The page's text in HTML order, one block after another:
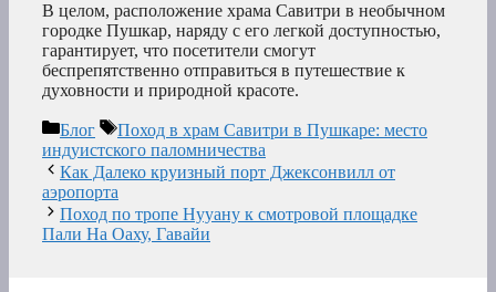
В целом, расположение храма Савитри в необычном
городке Пушкар, наряду с его легкой доступностью,
гарантирует, что посетители смогут
беспрепятственно отправиться в путешествие к
духовности и природной красоте.
Рубрики
Блог Метки
Поход в храм Савитри в Пушкаре: место
индуистского паломничества
Как Далеко круизный порт Джексонвилл от
аэропорта
Поход по тропе Нууану к смотровой площадке
Пали На Оаху, Гавайи